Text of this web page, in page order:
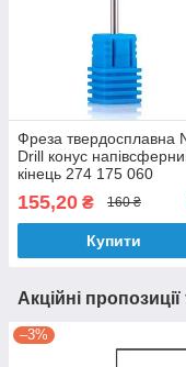
Фреза твердосплавна
Drill конус
кінець 274 175 060
155,20 ₴ 160 ₴
Купити
Акційні
–3%